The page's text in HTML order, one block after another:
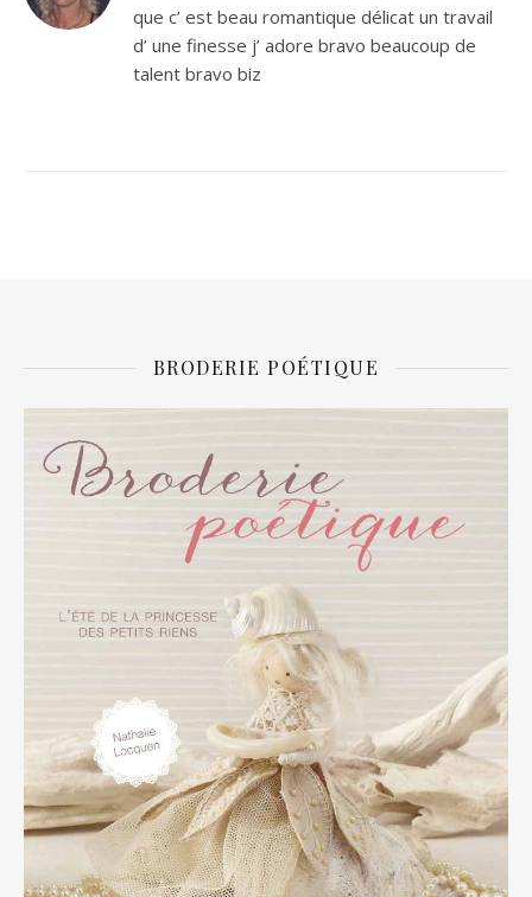
que c’ est beau romantique délicat un travail
d’ une finesse j’ adore bravo beaucoup de
talent bravo biz
BRODERIE POÉTIQUE